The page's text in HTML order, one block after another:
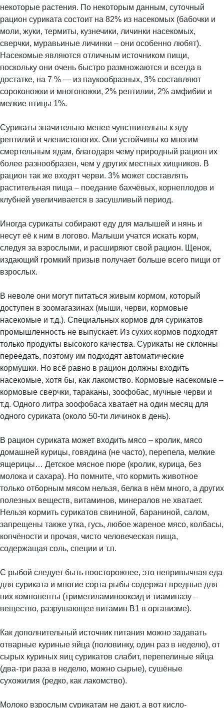
некоторые растения. По некоторым данным, суточный
рацион суриката состоит на 82% из насекомых (бабочки и
моли, жуки, термиты, кузнечики, личинки насекомых,
сверчки, муравьиные личинки – они особенно любят).
Насекомые являются отличным источником пищи,
поскольку они очень быстро размножаются и всегда в
достатке, на 7 % — из паукообразных, 3% составляют
сороконожки и многоножки, 2% рептилии, 2% амфибии и
мелкие птицы 1%.
Сурикаты значительно менее чувствительны к яду
рептилий и членистоногих. Они устойчивы ко многим
смертельным ядам, благодаря чему природный рацион их
более разнообразен, чем у других местных хищников. В
рацион так же входят черви. 3% может составлять
растительная пища – поедание бахчёвых, корнеплодов и
клубней увеличивается в засушливый период.
Иногда сурикаты собирают еду для малышей и нянь и
несут её к ним в логово. Малыши учатся искать корм,
следуя за взрослыми, и расширяют свой рацион. Щенок,
издающий громкий призыв получает больше всего пищи от
взрослых.
В неволе они могут питаться живым кормом, который
доступен в зоомагазинах (мыши, черви, кормовые
насекомые и т.д.). Специальных кормов для сурикатов
промышленность не выпускает. Из сухих кормов подходят
только продукты высокого качества. Сурикаты не склонны
переедать, поэтому им подходят автоматические
кормушки. Но всё равно в рацион должны входить
насекомые, хотя бы, как лакомство. Кормовые насекомые –
кормовые сверчки, тараканы, зоофобас, мучные черви и
т.д. Одного литра зоофобаса хватает на один месяц для
одного суриката (около 50-ти личинок в день).
В рацион суриката может входить мясо – кролик, мясо
домашней курицы, говядина (не часто), перепела, мелкие
ящерицы… Детское мясное пюре (кролик, курица, без
молока и сахара). Но помните, что кормить животное
только отборным мясом нельзя, белка в нём много, а других
полезных веществ, витаминов, минералов не хватает.
Нельзя кормить сурикатов свининой, бараниной, салом,
запрещены также утка, гусь, любое жареное мясо, колбасы,
копчёности и прочая, чисто человеческая пища,
содержащая соль, специи и т.п.
С рыбой следует быть поосторожнее, это непривычная еда
для суриката и многие сорта рыбы содержат вредные для
них компоненты (триметиламинооксид и тиаминазу –
вещество, разрушающее витамин В1 в организме).
Как дополнительный источник питания можно задавать
отварные куриные яйца (половинку, один раз в неделю), от
сырых куриных яиц сурикатов слабит, перепелиные яйца
(два-три раза в неделю, можно сырые), сушёные
сухожилия (редко, как лакомство).
Молоко взрослым сурикатам не дают, а вот кисло-